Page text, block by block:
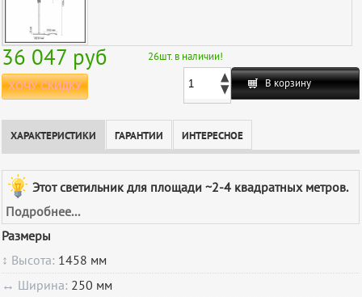
36 047 руб
ХОЧУ СКИДКУ
26шт. в наличии!
В корзину
ХАРАКТЕРИСТИКИ ГАРАНТИИ ИНТЕРЕСНОЕ
Этот светильник для площади ~2-4 квадратных метров.
Подробнее...
Размеры
↕ Высота: 1458 мм
↔ Ширина: 250 мм